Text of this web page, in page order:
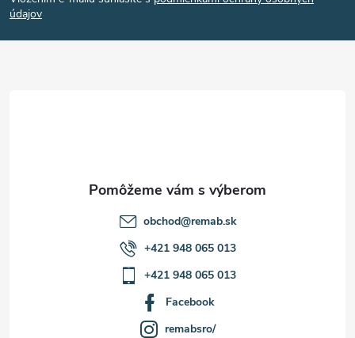
k
y
púdajov
obchod@remab.sk
+421 948 065 013
+421 948 065 013
Facebook
remabsro/